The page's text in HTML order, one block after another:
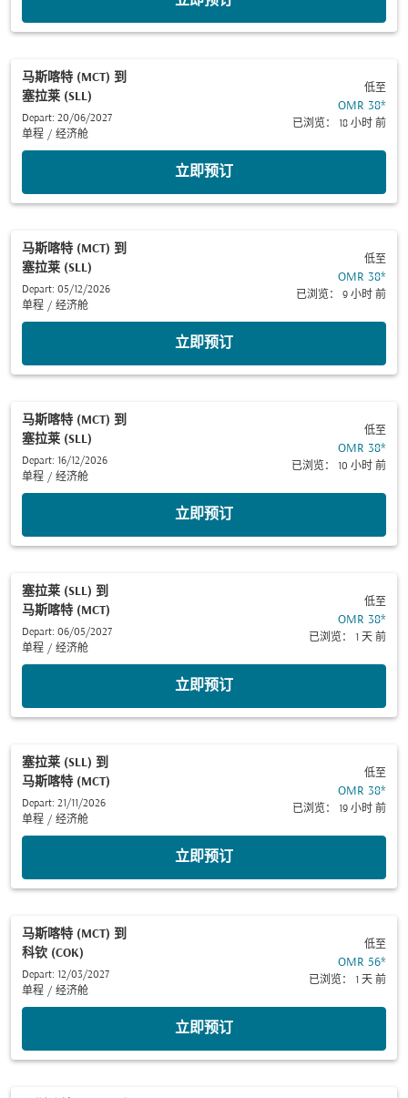
马斯喀特 (MCT) 到
塞拉莱 (SLL)
Depart: 20/06/2027
单程 / 经济舱
低至
OMR 38*
已浏览： 18 小时 前
立即预订
马斯喀特 (MCT) 到
塞拉莱 (SLL)
Depart: 05/12/2026
单程 / 经济舱
低至
OMR 38*
已浏览： 9 小时 前
立即预订
马斯喀特 (MCT) 到
塞拉莱 (SLL)
Depart: 16/12/2026
单程 / 经济舱
低至
OMR 38*
已浏览： 10 小时 前
立即预订
塞拉莱 (SLL) 到
马斯喀特 (MCT)
Depart: 06/05/2027
单程 / 经济舱
低至
OMR 38*
已浏览： 1 天 前
立即预订
塞拉莱 (SLL) 到
马斯喀特 (MCT)
Depart: 21/11/2026
单程 / 经济舱
低至
OMR 38*
已浏览： 19 小时 前
立即预订
马斯喀特 (MCT) 到
科钦 (COK)
Depart: 12/03/2027
单程 / 经济舱
低至
OMR 56*
已浏览： 1 天 前
立即预订